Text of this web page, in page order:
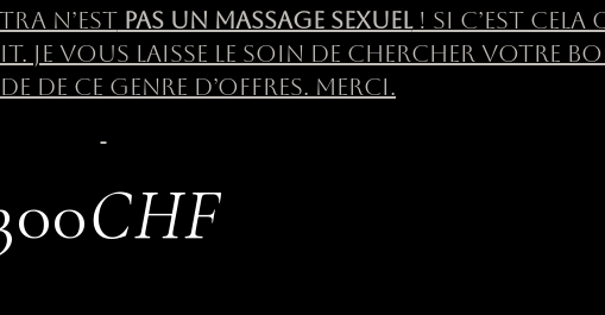
N’ESTPAS UN MASSAGE SEXUEL! SI C’EST CELA
JE VOUS LAISSE LE SOIN DE CHERCHER VOTRE
DE CE GENRE D’OFFRES. MERCI.
CHF